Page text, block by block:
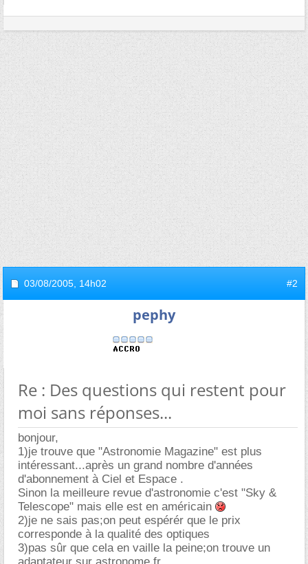
03/08/2005, 14h02 #2
pephy
Re : Des questions qui restent pour
moi sans réponses...
bonjour,
1)je trouve que "Astronomie Magazine" est plus
intéressant...après un grand nombre d'années
d'abonnement à Ciel et Espace .
Sinon la meilleure revue d'astronomie c'est "Sky &
Telescope" mais elle est en américain
2)je ne sais pas;on peut espérér que le prix
corresponde à la qualité des optiques
3)pas sûr que cela en vaille la peine;on trouve un